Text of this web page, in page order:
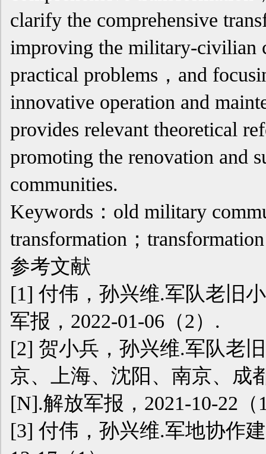
clarify the comprehensive
improving the military-civilian
practical problems，and
innovative operation and
provides relevant theoretical
promoting the renovation and
communities.
Keywords：old military
transformation；
参考文献
[1] 付伟，孙兴维.军队老旧
军报，2022-01-06（2）.
[2] 贺小兵，孙兴维.军队老
京、上海、沈阳、南京、成
[N].解放军报，2021-10-22（
[3] 付伟，孙兴维.军地协作